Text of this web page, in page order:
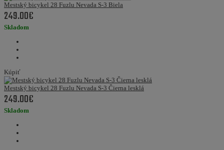
Mestský bicykel 28 Fuzlu Nevada S-3 Biela
249.00€
Skladom
Kúpiť
Mestský bicykel 28 Fuzlu Nevada S-3 Čierna lesklá
249.00€
Skladom